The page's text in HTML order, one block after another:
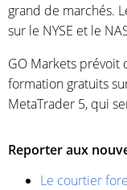
grand de marchés.
sur le NYSE et le
GO Markets prévoit
formation gratuits
MetaTrader 5, qui
Reporter aux
Le courtier